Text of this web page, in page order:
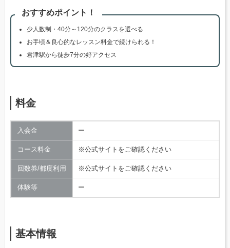
おすすめポイント！
少人数制・40分～120分のクラスを選べる
お手頃＆良心的なレッスン料金で続けられる！
君津駅から徒歩7分の好アクセス
料金
入会金 ー
コース料金 ※公式サイトをご確認ください
回数券/都度利用 ※公式サイトをご確認ください
体験等 ー
基本情報